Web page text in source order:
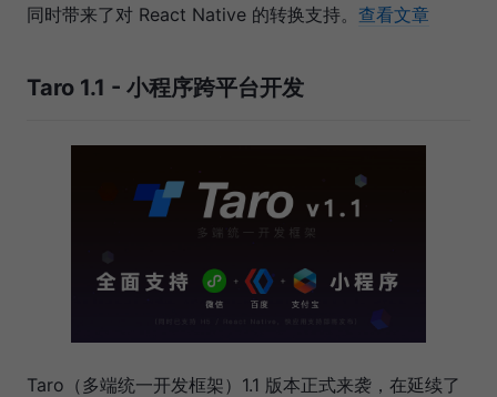
同时带来了对 React Native 的转换支持。 查看文章
Taro 1.1 - 小程序跨平台开发
Taro（多端统一开发框架）1.1 版本正式来袭，在延续了